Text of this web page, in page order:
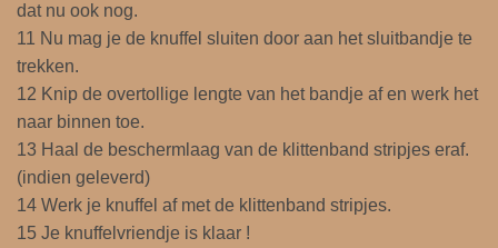
n
a
a
n
t
a
l
dat nu ook nog.
11 Nu mag je de knuffel sluiten door aan het sluitbandje te
trekken.
12 Knip de overtollige lengte van het bandje af en werk het
naar binnen toe.
13 Haal de beschermlaag van de klittenband stripjes eraf.
(indien geleverd)
14 Werk je knuffel af met de klittenband stripjes.
15 Je knuffelvriendje is klaar !